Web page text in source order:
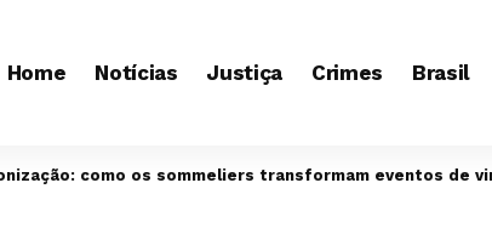
Home Notícias Justiça Crimes Brasil
como os sommeliers transformam eventos de